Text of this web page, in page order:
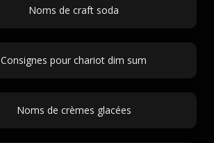
Noms de craft soda
Consignes pour chariot dim sum
Noms de crèmes glacées